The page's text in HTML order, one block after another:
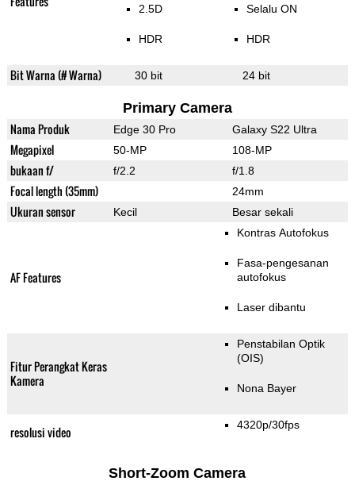
2.5D
HDR
Selalu ON
HDR
Bit Warna (# Warna) 30 bit 24 bit
Primary Camera
Nama Produk Edge 30 Pro Galaxy S22 Ultra
Megapixel 50-MP 108-MP
bukaan f/ f/2.2 f/1.8
Focal length (35mm) 24mm
Ukuran sensor Kecil Besar sekali
AF Features
Kontras Autofokus
Fasa-pengesanan
autofokus
Laser dibantu
Fitur Perangkat Keras
Kamera
Penstabilan Optik
(OIS)
Nona Bayer
resolusi video 4320p/30fps
Short-Zoom Camera